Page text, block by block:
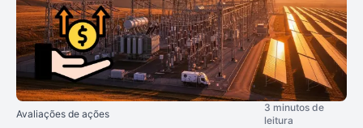
Avaliações de ações
3 minutos de
leitura